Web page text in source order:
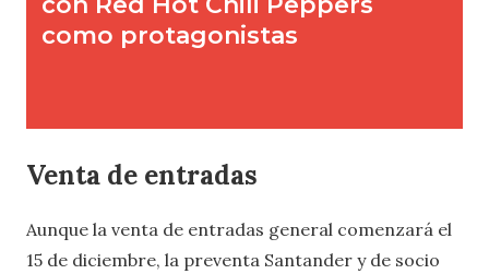
Venta de entradas
Aunque la venta de entradas general comenzará el
15 de diciembre, la preventa Santander y de socio